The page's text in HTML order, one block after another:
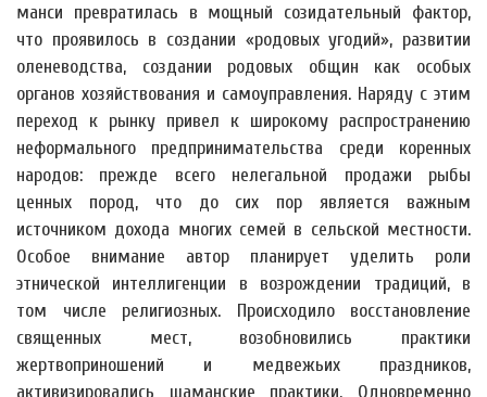
манси превратилась в мощный созидательный фактор,
что проявилось в создании «родовых угодий», развитии
оленеводства, создании родовых общин как особых
органов хозяйствования и самоуправления. Наряду с этим
переход к рынку привел к широкому распространению
неформального предпринимательства среди коренных
народов: прежде всего нелегальной продажи рыбы
ценных пород, что до сих пор является важным
источником дохода многих семей в сельской местности.
Особое внимание автор планирует уделить роли
этнической интеллигенции в возрождении традиций, в
том числе религиозных. Происходило восстановление
священных мест, возобновились практики
жертвоприношений и медвежьих праздников,
активизировались шаманские практики. Одновременно